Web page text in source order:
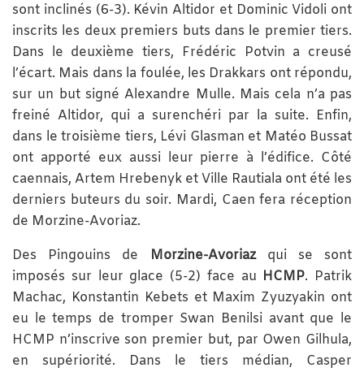
sont inclinés (6-3). Kévin Altidor et Dominic Vidoli ont
inscrits les deux premiers buts dans le premier tiers.
Dans le deuxième tiers, Frédéric Potvin a creusé
l’écart. Mais dans la foulée, les Drakkars ont répondu,
sur un but signé Alexandre Mulle. Mais cela n’a pas
freiné Altidor, qui a surenchéri par la suite. Enfin,
dans le troisième tiers, Lévi Glasman et Matéo Bussat
ont apporté eux aussi leur pierre à l’édifice. Côté
caennais, Artem Hrebenyk et Ville Rautiala ont été les
derniers buteurs du soir. Mardi, Caen fera réception
de Morzine-Avoriaz.
Des Pingouins de
Morzine-Avoriazqui se sont
imposés sur leur glace (5-2) face au HCMP. Patrik
Machac, Konstantin Kebets et Maxim Zyuzyakin ont
eu le temps de tromper Swan Benilsi avant que le
HCMP n’inscrive son premier but, par Owen Gilhula,
en supériorité. Dans le tiers médian, Casper